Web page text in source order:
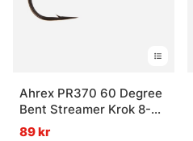
Ahrex PR370 60 Degree
Bent Streamer Krok 8-
pack
89 kr